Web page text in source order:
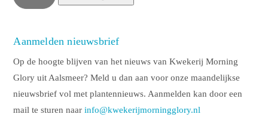
Aanmelden nieuwsbrief
Op de hoogte blijven van het nieuws van Kwekerij Morning
Glory uit Aalsmeer? Meld u dan aan voor onze maandelijkse
nieuwsbrief vol met plantennieuws. Aanmelden kan door een
mail te sturen naarinfo@kwekerijmorningglory.nl